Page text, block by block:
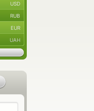
USD
RUB
EUR
UAH